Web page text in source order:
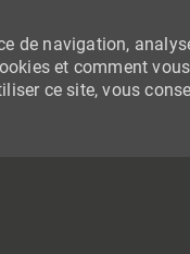
de navigation,
et comment
ce site, vous